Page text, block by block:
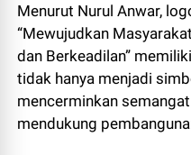
Menurut Nurul Anwar,
“Mewujudkan
dan Berkeadilan”
tidak hanya menjadi
mencerminkan
mendukung